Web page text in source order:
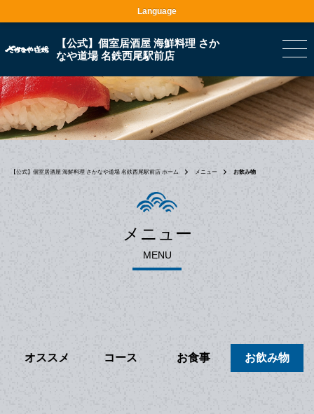
【公式】個室居酒屋 海鮮料理 さか
なや道場 名鉄西尾駅前店
【公式】個室居酒屋 海鮮料理 さかなや道場 名鉄西尾駅前店 ホーム メニュー お飲み物
メニュー
MENU
オススメ コース お食事 お飲み物
Language